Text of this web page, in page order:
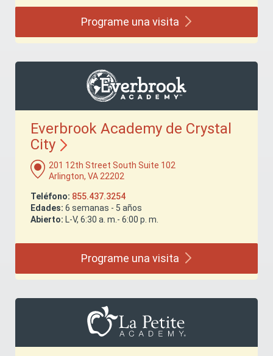
Programe una visita
Everbrook Academy de Crystal
City
201 12th Street South Suite 102
Arlington, VA 22202
Teléfono: 855.437.3254
Edades: 6 semanas - 5 años
Abierto: L-V, 6:30 a. m.- 6:00 p. m.
Programe una visita